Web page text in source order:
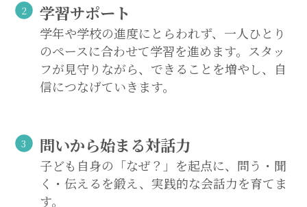
学習サポート
学年や学校の進度にとらわれず、一人ひとり
のペースに合わせて学習を進めます。スタッ
フが見守りながら、できることを増やし、自
信につなげていきます。
問いから始まる対話力
子ども自身の「なぜ？」を起点に、問う・聞
く・伝えるを鍛え、実践的な会話力を育てま
す。